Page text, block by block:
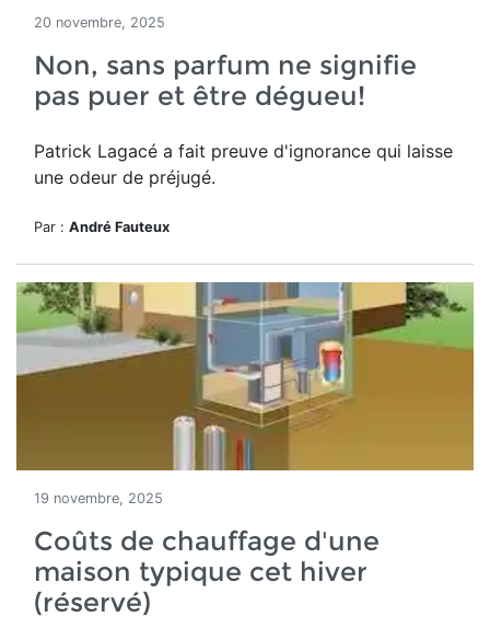
20 novembre, 2025
Non, sans parfum ne signifie
pas puer et être dégueu!
Patrick Lagacé a fait preuve d'ignorance qui laisse
une odeur de préjugé.
Par : André Fauteux
19 novembre, 2025
Coûts de chauffage d'une
maison typique cet hiver
(réservé)